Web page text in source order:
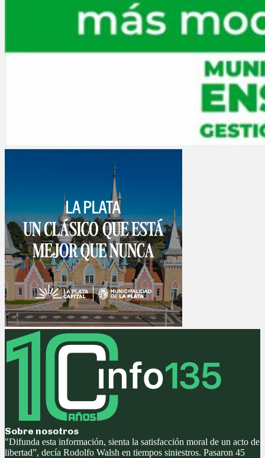
Sobre nosotros
"Difunda esta información, sienta la satisfacción moral de un acto de
libertad”, decía Rodolfo Walsh en tiempos siniestros. Pasaron 45